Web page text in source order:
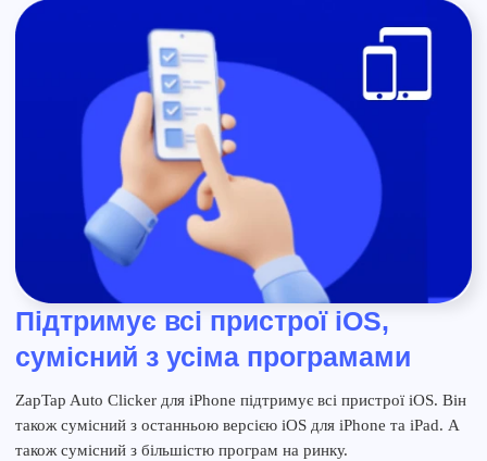
Підтримує всі пристрої iOS,
сумісний з усіма програмами
ZapTap Auto Clicker для iPhone підтримує всі пристрої iOS. Він
також сумісний з останньою версією iOS для iPhone та iPad. А
також сумісний з більшістю програм на ринку.